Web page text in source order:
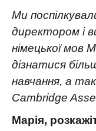
Ми
директором і
німецької мов
дізнатися
навчання, а
Cambridge
Марія,